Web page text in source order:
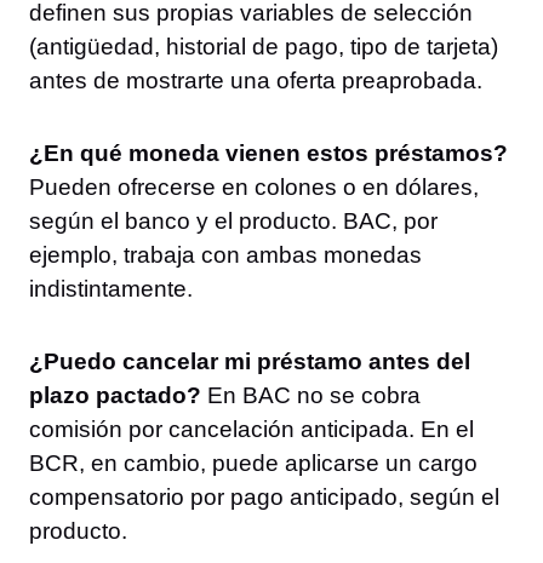
definen sus propias variables de selección
(antigüedad, historial de pago, tipo de tarjeta)
antes de mostrarte una oferta preaprobada.
¿En qué moneda vienen estos préstamos?
Pueden ofrecerse en colones o en dólares,
según el banco y el producto. BAC, por
ejemplo, trabaja con ambas monedas
indistintamente.
¿Puedo cancelar mi préstamo antes del
plazo pactado? En BAC no se cobra
comisión por cancelación anticipada. En el
BCR, en cambio, puede aplicarse un cargo
compensatorio por pago anticipado, según el
producto.